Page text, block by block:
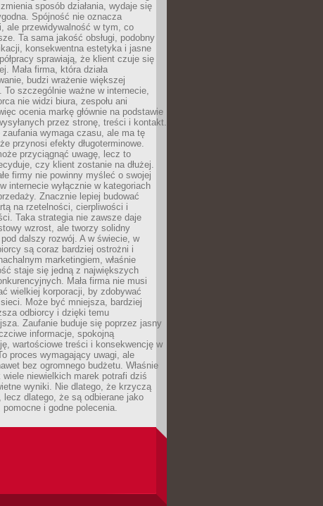
sposób działania, wydaje się
Spójność nie oznacza
ale przewidywalność w tym, co
Ta sama jakość obsługi, podobny
konsekwentna estetyka i jasne
sprawiają, że klient czuje się
Mała firma, która działa
budzi wrażenie większej
To szczególnie ważne w internecie,
nie widzi biura, zespołu ani
ocenia markę głównie na podstawie
przez stronę, treści i kontakt.
zaufania wymaga czasu, ale ma tę
przynosi efekty długoterminowe.
przyciągnąć uwagę, lecz to
czy klient zostanie na dłużej.
firmy nie powinny myśleć o swojej
internecie wyłącznie w kategoriach
Znacznie lepiej budować
na rzetelności, cierpliwości i
Taka strategia nie zawsze daje
wzrost, ale tworzy solidny
dalszy rozwój. A w świecie, w
są coraz bardziej ostrożni i
marketingiem, właśnie
staje się jedną z największych
Mała firma nie musi
wielkiej korporacji, by zdobywać
Może być mniejsza, bardziej
odbiorcy i dzięki temu
Zaufanie buduje się poprzez jasny
informacje, spokojną
wartościowe treści i konsekwencję w
proces wymagający uwagi, ale
bez ogromnego budżetu. Właśnie
wiele niewielkich marek potrafi dziś
wyniki. Nie dlatego, że krzyczą
lecz dlatego, że są odbierane jako
pomocne i godne polecenia.